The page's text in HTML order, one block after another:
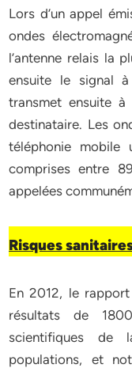
Lors d’un appel
ondes
l’antenne relais la
ensuite le signal
transmet ensuite
destinataire. Les
téléphonie mobile
comprises entre
appelées
Risques
En 2012, le
résultats de
scientifiques
populations, et